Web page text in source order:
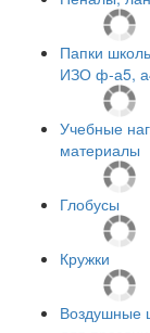
Папки
ИЗО ф-а5,
Учебные
материалы
Глобусы
Кружки
Воздушные